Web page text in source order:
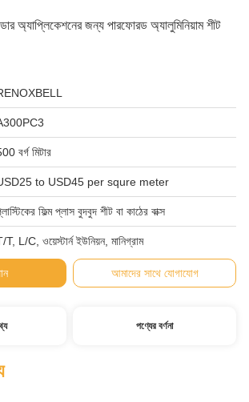
জন্য পারফোরড অ্যালুমিনিয়াম শীট
বর্গ মিটার
to USD45 per squre meter
ফিল্ম প্লাস বুদবুদ শীট বা কাঠের বাক্স
T, L/C, ওয়েস্টার্ন ইউনিয়ন, মানিগ্রাম
আমাদের সাথে যোগাযোগ
পণ্যের বর্ণনা